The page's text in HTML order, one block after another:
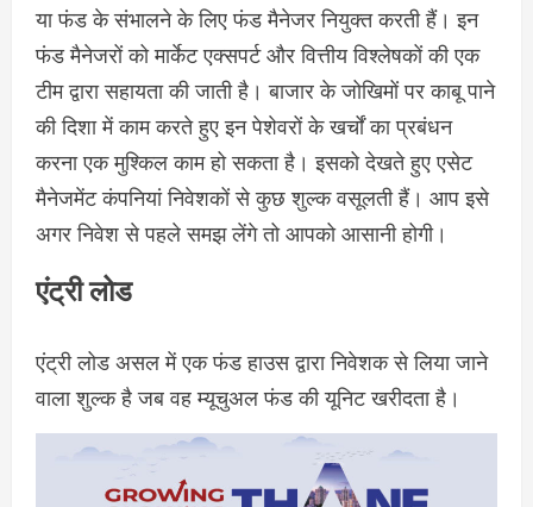
या फंड के संभालने के लिए फंड मैनेजर नियुक्त करती हैं। इन
फंड मैनेजरों को मार्केट एक्सपर्ट और वित्तीय विश्लेषकों की एक
टीम द्वारा सहायता की जाती है। बाजार के जोखिमों पर काबू पाने
की दिशा में काम करते हुए इन पेशेवरों के खर्चों का प्रबंधन
करना एक मुश्किल काम हो सकता है। इसको देखते हुए एसेट
मैनेजमेंट कंपनियां निवेशकों से कुछ शुल्क वसूलती हैं। आप इसे
अगर निवेश से पहले समझ लेंगे तो आपको आसानी होगी।
एंट्री लोड
एंट्री लोड असल में एक फंड हाउस द्वारा निवेशक से लिया जाने
वाला शुल्क है जब वह म्यूचुअल फंड की यूनिट खरीदता है।